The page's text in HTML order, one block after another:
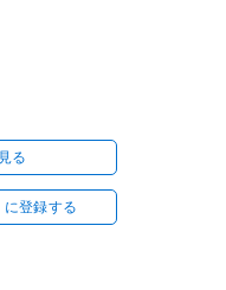
る
に登録する